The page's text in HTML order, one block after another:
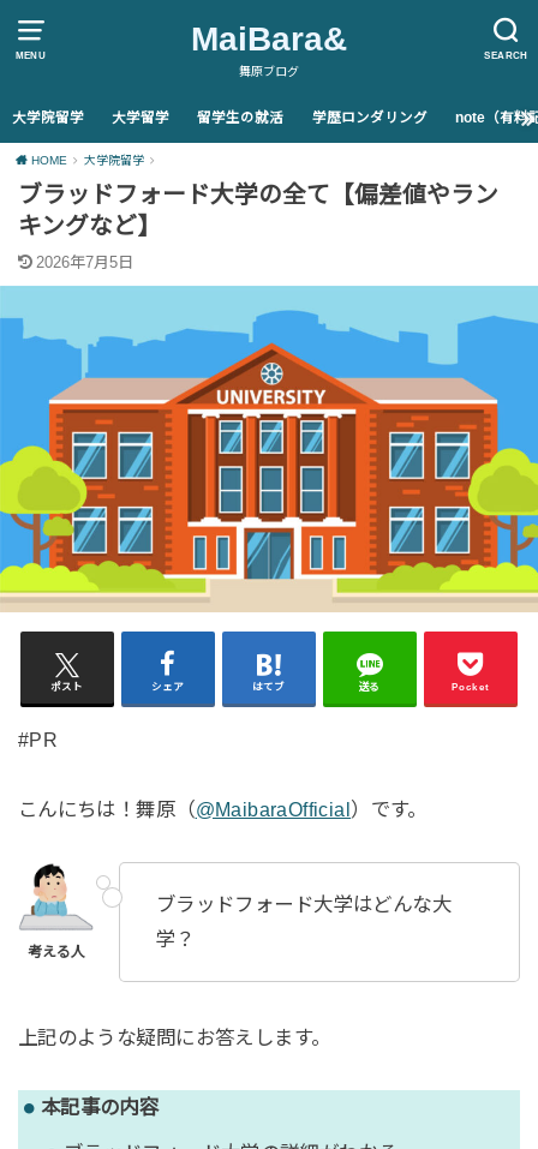
MENU SEARCH
MaiBara&
舞原ブログ
大学院留学 大学留学 留学生の就活 学歴ロンダリング note（有料
HOME 大学院留学
ブラッドフォード大学の全て【偏差値やラン
キングなど】
2026年7月5日
ポスト シェア はてブ 送る Pocket
#PR
こんにちは！舞原（@MaibaraOfficial ）です。
ブラッドフォード大学はどんな大
学？
上記のような疑問にお答えします。
本記事の内容